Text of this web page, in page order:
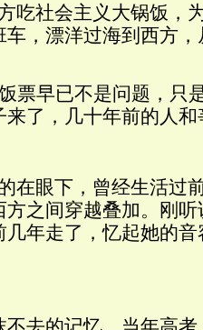
吃社会主义大锅饭，
，漂洋过海到西方
票早已不是问题，只
来了，几十年前的人
在眼下，曾经生活过
之间穿越叠加。刚
年走了，忆起她的